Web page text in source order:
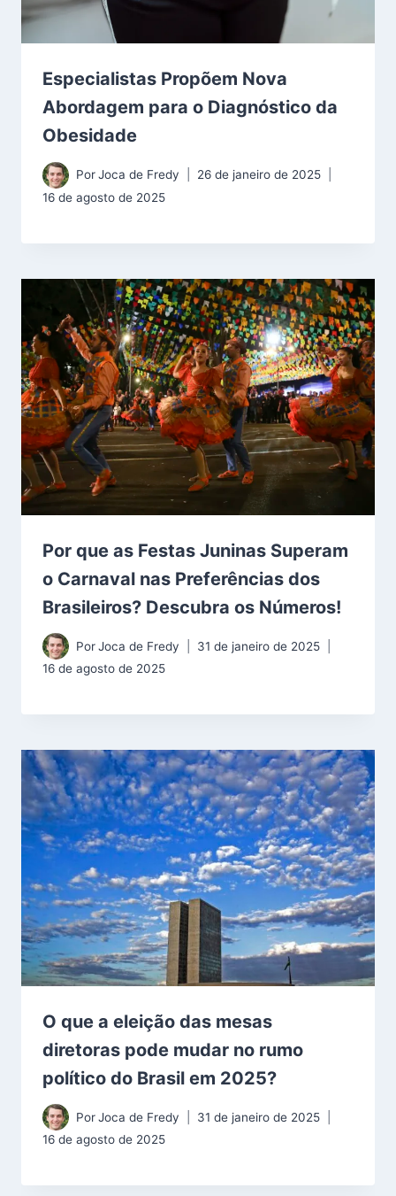
Especialistas Propõem Nova
Abordagem para o Diagnóstico da
Obesidade
PorJoca de Fredy
26 de janeiro de 2025
16 de agosto de 2025
Por que as Festas Juninas Superam
o Carnaval nas Preferências dos
Brasileiros? Descubra os Números!
PorJoca de Fredy
31 de janeiro de 2025
16 de agosto de 2025
O que a eleição das mesas
diretoras pode mudar no rumo
político do Brasil em 2025?
PorJoca de Fredy
31 de janeiro de 2025
16 de agosto de 2025